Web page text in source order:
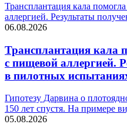
Трансплантация кала
аллергией. Результаты
06.08.2026
Трансплантация кала
с пищевой аллергией.
в пилотных
Гипотезу Дарвина о
150 лет спустя. На примере
05.08.2026